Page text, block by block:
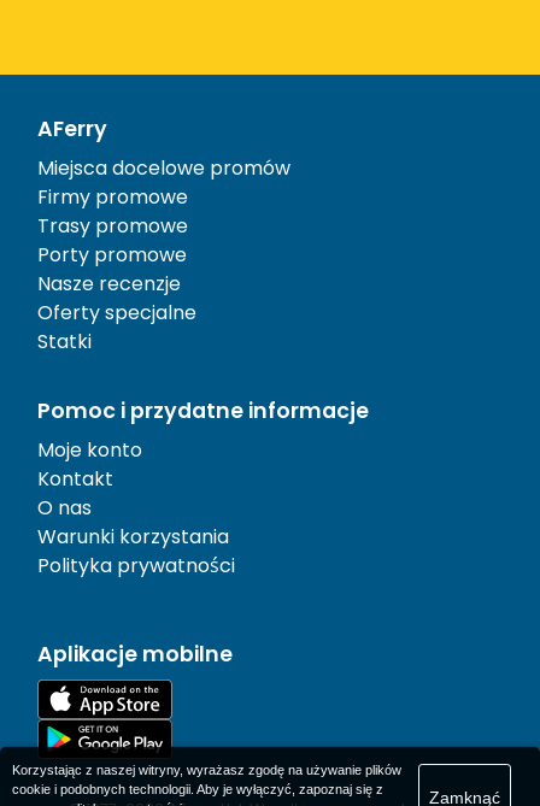
AFerry
Miejsca docelowe promów
Firmy promowe
Trasy promowe
Porty promowe
Nasze recenzje
Oferty specjalne
Statki
Pomoc i przydatne informacje
Moje konto
Kontakt
O nas
Warunki korzystania
Polityka prywatności
Aplikacje mobilne
Korzystając z naszej witryny, wyrażasz zgodę na używanie plików
cookie i podobnych technologii. Aby je wyłączyć, zapoznaj się z
Zamknąć